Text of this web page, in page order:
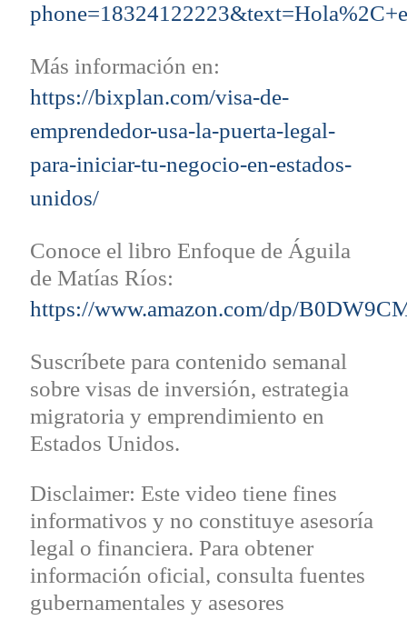
Más información en:
https://bixplan.com/visa-de-
emprendedor-usa-la-puerta-legal-
para-iniciar-tu-negocio-en-estados-
unidos/
Conoce el libro Enfoque de Águila
de Matías Ríos:
https://www.amazon.com/dp/
Suscríbete para contenido semanal
sobre visas de inversión, estrategia
migratoria y emprendimiento en
Estados Unidos.
Disclaimer: Este video tiene fines
informativos y no constituye asesoría
legal o financiera. Para obtener
información oficial, consulta fuentes
gubernamentales y asesores